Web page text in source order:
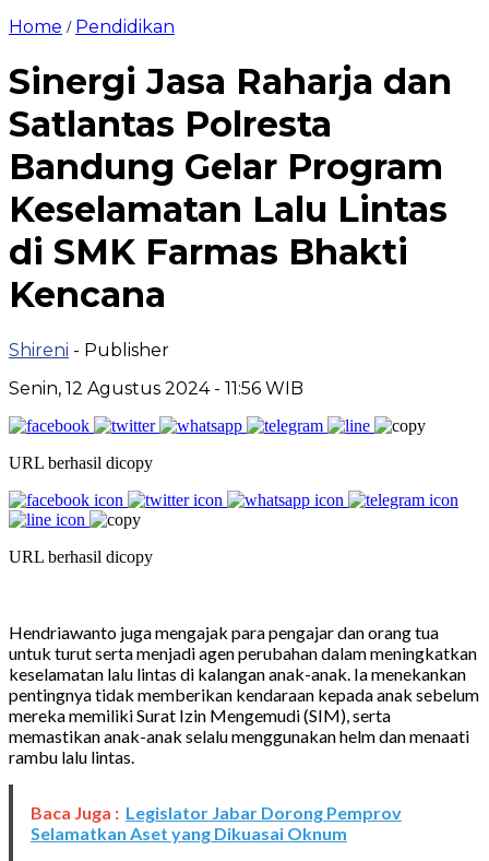
Home / Pendidikan
Sinergi Jasa Raharja dan
Satlantas Polresta
Bandung Gelar Program
Keselamatan Lalu Lintas
di SMK Farmas Bhakti
Kencana
Shireni - Publisher
Senin, 12 Agustus 2024 - 11:56 WIB
URL berhasil dicopy
URL berhasil dicopy
Hendriawanto juga mengajak para pengajar dan orang tua
untuk turut serta menjadi agen perubahan dalam meningkatkan
keselamatan lalu lintas di kalangan anak-anak. Ia menekankan
pentingnya tidak memberikan kendaraan kepada anak sebelum
mereka memiliki Surat Izin Mengemudi (SIM), serta
memastikan anak-anak selalu menggunakan helm dan menaati
rambu lalu lintas.
Baca Juga : Legislator Jabar Dorong Pemprov
Selamatkan Aset yang Dikuasai Oknum